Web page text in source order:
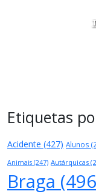
Etiquetas
Acidente (427) Alunos
Animais (247) Autárquicas
Braga